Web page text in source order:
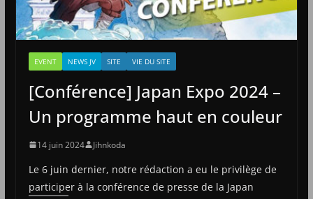
EVENT NEWS JV SITE VIE DU SITE
[Conférence] Japan Expo 2024 –
Un programme haut en couleur
14 juin 2024 Jihnkoda
Le 6 juin dernier, notre rédaction a eu le privilège de
participer à la conférence de presse de la Japan